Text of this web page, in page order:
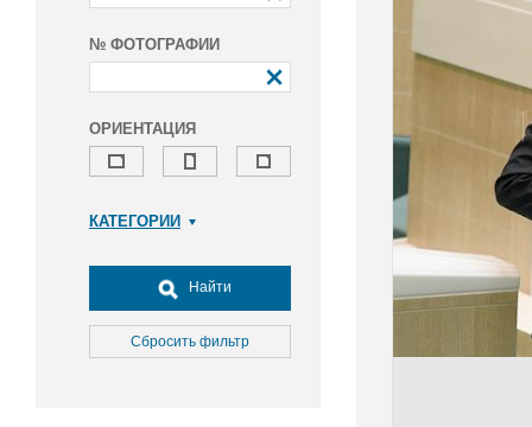
№ ФОТОГРАФИИ
ОРИЕНТАЦИЯ
КАТЕГОРИИ
Досуг, туризм и отдых
Культура
Медицина
Найти
Сбросить фильтр